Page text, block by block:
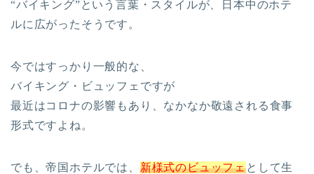
“バイキング”という言葉・スタイルが、日本中のホテ
ルに広がったそうです。
今ではすっかり一般的な、
バイキング・ビュッフェですが
最近はコロナの影響もあり、なかなか敬遠される食事
形式ですよね。
でも、帝国ホテルでは、 新様式のビュッフェとして生